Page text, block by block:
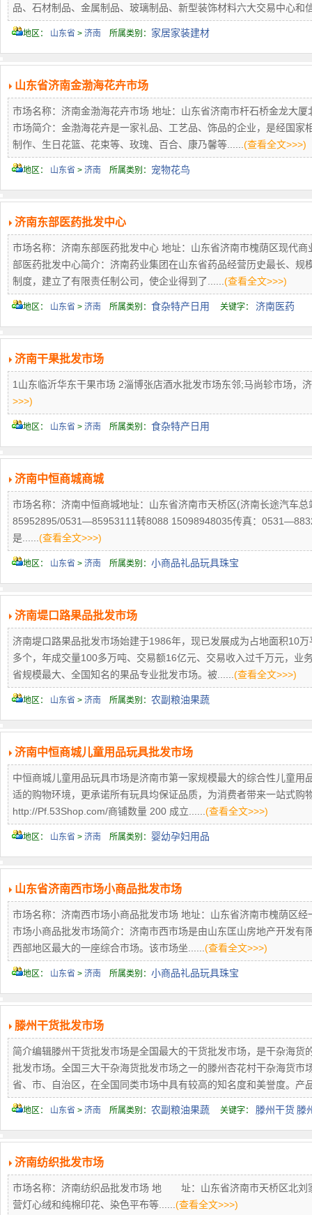
品、石材制品、金属制品、玻璃制品、新型装饰材料六大交易中心和
地区： 山东省 > 济南 所属类别： 家居家装建材
山东省济南金渤海花卉市场
市场名称：济南金渤海花卉市场 地址：山东省济南市杆石桥金龙大
市场简介：金渤海花卉是一家礼品、工艺品、饰品的企业，是经国
制作、生日花篮、花束等、玫瑰、百合、康乃馨等...... (查看全文>>>)
地区： 山东省 > 济南 所属类别： 宠物花鸟
济南东部医药批发中心
市场名称：济南东部医药批发中心 地址：山东省济南市槐荫区现
部医药批发中心简介：济南药业集团在山东省药品经营历史最长、
制度，建立了有限责任制公司，使企业得到了...... (查看全文>>>)
地区： 山东省 > 济南 所属类别： 食杂特产日用 关键字： 济南医药
济南干果批发市场
1山东临沂华东干果市场 2淄博张店酒水批发市场东邻;马尚轸市场，
>>>)
地区： 山东省 > 济南 所属类别： 食杂特产日用
济南中恒商城商城
市场名称：济南中恒商城地址：山东省济南市天桥区(济南长途汽车
85952895/0531—85953111转8088 15098948035传真：
是...... (查看全文>>>)
地区： 山东省 > 济南 所属类别： 小商品礼品玩具珠宝
济南堤口路果品批发市场
济南堤口路果品批发市场始建于1986年，现已发展成为占地面积10
多个，年成交量100多万吨、交易额16亿元、交易收入过千万元，
省规模最大、全国知名的果品专业批发市场。被...... (查看全文>>>)
地区： 山东省 > 济南 所属类别： 农副粮油果蔬
济南中恒商城儿童用品玩具批发市场
中恒商城儿童用品玩具市场是济南市第一家规模最大的综合性儿童
适的购物环境，更承诺所有玩具均保证品质，为消费者带来一站式
http://Pf.53Shop.com/商铺数量 200 成立...... (查看全文>>>)
地区： 山东省 > 济南 所属类别： 婴幼孕妇用品
山东省济南西市场小商品批发市场
市场名称：济南西市场小商品批发市场 地址：山东省济南市槐荫区
市场小商品批发市场简介：济南市西市场是由山东匡山房地产开发
西部地区最大的一座综合市场。该市场坐...... (查看全文>>>)
地区： 山东省 > 济南 所属类别： 小商品礼品玩具珠宝
滕州干货批发市场
简介编辑滕州干货批发市场是全国最大的干货批发市场，是干杂海
批发市场。全国三大干杂海货批发市场之一的滕州杏花村干杂海货
省、市、自治区，在全国同类市场中具有较高的知名度和美誉度。产
地区： 山东省 > 济南 所属类别： 农副粮油果蔬 关键字： 滕州干货 滕
济南纺织批发市场
市场名称：济南纺织品批发市场 地 址：山东省济南市天桥区北刘
营灯心绒和纯棉印花、染色平布等...... (查看全文>>>)